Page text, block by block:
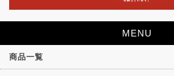
MENU
商品一覧